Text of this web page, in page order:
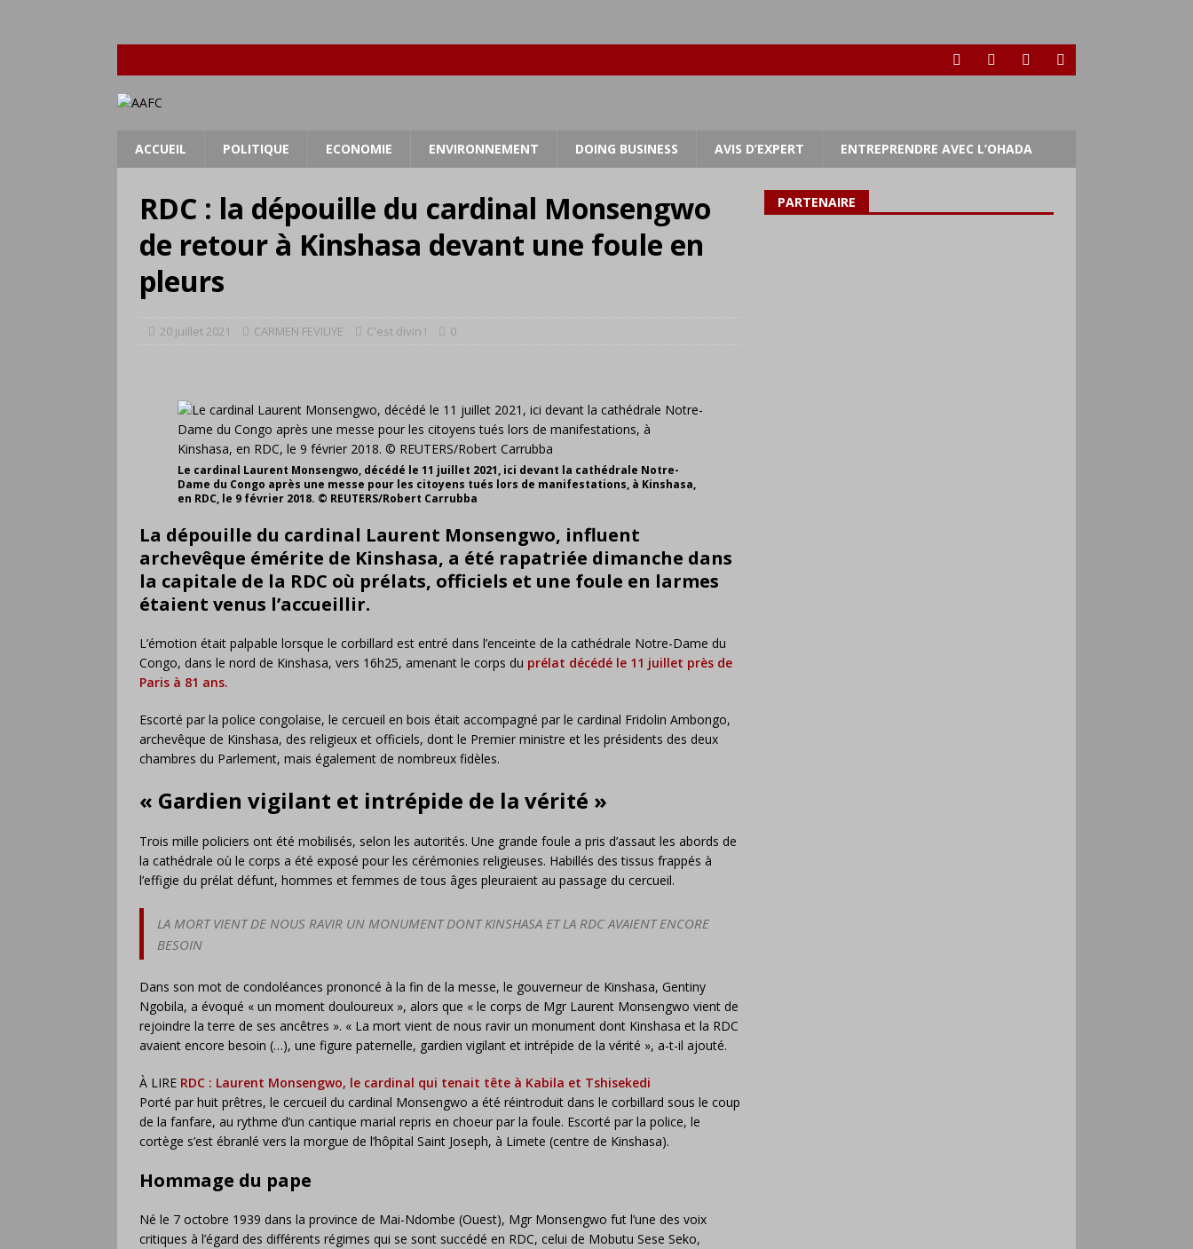
ACCUEIL POLITIQUE ECONOMIE ENVIRONNEMENT DOING BUSINESS AVIS D’EXPERT ENTREPRENDRE AVEC L’OHADA
RDC : la dépouille du cardinal Monsengwo
de retour à Kinshasa devant une foule en
pleurs
20 juillet 2021 CARMEN FEVILIYE C'est divin ! 0
Le cardinal Laurent Monsengwo, décédé le 11 juillet 2021, ici devant la cathédrale Notre-
Dame du Congo après une messe pour les citoyens tués lors de manifestations, à Kinshasa,
en RDC, le 9 février 2018. © REUTERS/Robert Carrubba
La dépouille du cardinal Laurent Monsengwo, influent
archevêque émérite de Kinshasa, a été rapatriée dimanche dans
la capitale de la RDC où prélats, officiels et une foule en larmes
étaient venus l’accueillir.
L’émotion était palpable lorsque le corbillard est entré dans l’enceinte de la cathédrale Notre-Dame du
Congo, dans le nord de Kinshasa, vers 16h25, amenant le corps du prélat décédé le 11 juillet près de
Paris à 81 ans.
Escorté par la police congolaise, le cercueil en bois était accompagné par le cardinal Fridolin Ambongo,
archevêque de Kinshasa, des religieux et officiels, dont le Premier ministre et les présidents des deux
chambres du Parlement, mais également de nombreux fidèles.
« Gardien vigilant et intrépide de la vérité »
Trois mille policiers ont été mobilisés, selon les autorités. Une grande foule a pris d’assaut les abords de
la cathédrale où le corps a été exposé pour les cérémonies religieuses. Habillés des tissus frappés à
l’effigie du prélat défunt, hommes et femmes de tous âges pleuraient au passage du cercueil.
LA MORT VIENT DE NOUS RAVIR UN MONUMENT DONT KINSHASA ET LA RDC AVAIENT ENCORE
BESOIN
Dans son mot de condoléances prononcé à la fin de la messe, le gouverneur de Kinshasa, Gentiny
Ngobila, a évoqué « un moment douloureux », alors que « le corps de Mgr Laurent Monsengwo vient de
rejoindre la terre de ses ancêtres ». « La mort vient de nous ravir un monument dont Kinshasa et la RDC
avaient encore besoin (…), une figure paternelle, gardien vigilant et intrépide de la vérité », a-t-il ajouté.
À LIRE RDC : Laurent Monsengwo, le cardinal qui tenait tête à Kabila et Tshisekedi
Porté par huit prêtres, le cercueil du cardinal Monsengwo a été réintroduit dans le corbillard sous le coup
de la fanfare, au rythme d’un cantique marial repris en choeur par la foule. Escorté par la police, le
cortège s’est ébranlé vers la morgue de l’hôpital Saint Joseph, à Limete (centre de Kinshasa).
Hommage du pape
Né le 7 octobre 1939 dans la province de Mai-Ndombe (Ouest), Mgr Monsengwo fut l’une des voix
critiques à l’égard des différents régimes qui se sont succédé en RDC, celui de Mobutu Sese Seko,
PARTENAIRE